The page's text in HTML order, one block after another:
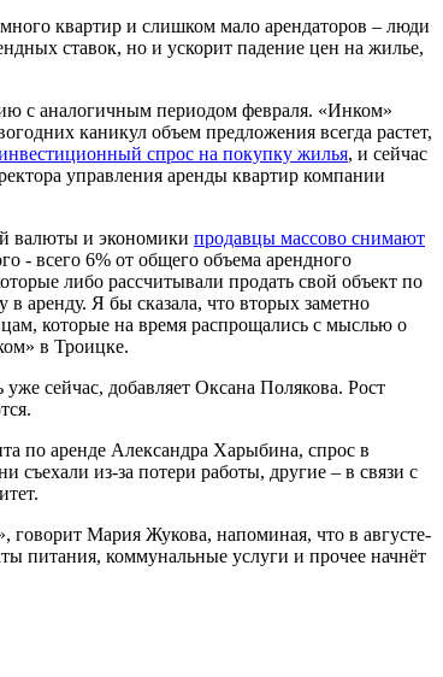
квартир и слишком мало арендаторов – люди
ставок, но и ускорит падение цен на жилье,
с аналогичным периодом февраля. «Инком»
каникул объем предложения всегда растет,
спрос на покупку жилья, и сейчас
управления аренды квартир компании
валюты и экономики продавцы массово снимают
- всего 6% от общего объема арендного
либо рассчитывали продать свой объект по
аренду. Я бы сказала, что вторых заметно
которые на время распрощались с мыслью о
в Троицке.
сейчас, добавляет Оксана Полякова. Рост
по аренде Александра Харыбина, спрос в
из-за потери работы, другие – в связи с
говорит Мария Жукова, напоминая, что в августе-
питания, коммунальные услуги и прочее начнёт